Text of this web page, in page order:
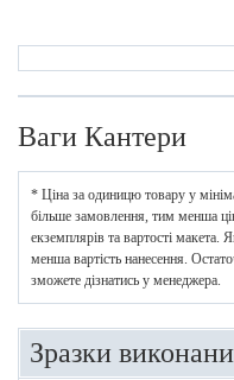
Ваги Кантери
* Ціна за одиницю товару у
більше замовлення, тим менша
екземплярів та вартості
менша вартість нанесення.
зможете дізнатись у менеджера.
Зразки